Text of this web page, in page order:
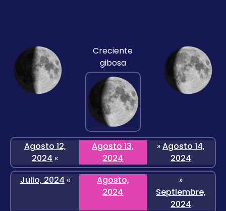
Creciente
gibosa
Agosto 12,
2024 «
Agosto 13,
2024
»Agosto 14,
2024
Julio, 2024 «
Agosto,
2024
»
Septiembre,
2024